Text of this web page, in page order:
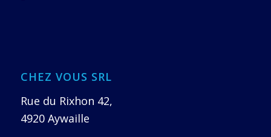
CHEZ VOUS SRL
Rue du Rixhon 42,
4920 Aywaille